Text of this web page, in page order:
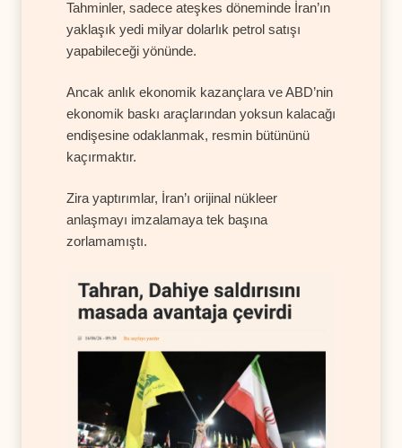
Tahminler, sadece ateşkes döneminde İran’ın
yaklaşık yedi milyar dolarlık petrol satışı
yapabileceği yönünde.
Ancak anlık ekonomik kazançlara ve ABD’nin
ekonomik baskı araçlarından yoksun kalacağı
endişesine odaklanmak, resmin bütününü
kaçırmaktır.
Zira yaptırımlar, İran’ı orijinal nükleer
anlaşmayı imzalamaya tek başına
zorlamamıştı.